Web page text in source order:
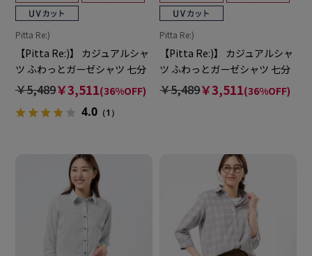
Pitta Re:)
【Pitta Re:)】 カジュアルシャ
ツ ふわっとガーゼシャツ 七分
袖 綿100% レディース
￥5,489￥3,511(36%OFF)
4.0（1）
Pitta Re:)
【Pitta Re:)】 カジュアルシャ
ツ ふわっとガーゼシャツ 七分
袖 綿100% レディース
￥5,489￥3,511(36%OFF)